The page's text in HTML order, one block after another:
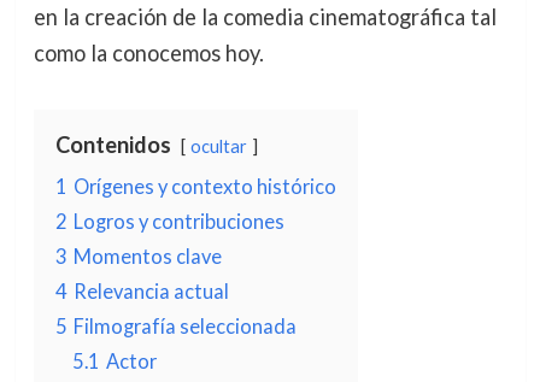
en la creación de la comedia cinematográfica tal
como la conocemos hoy.
Contenidos ocultar
1 Orígenes y contexto histórico
2 Logros y contribuciones
3 Momentos clave
4 Relevancia actual
5 Filmografía seleccionada
5.1 Actor